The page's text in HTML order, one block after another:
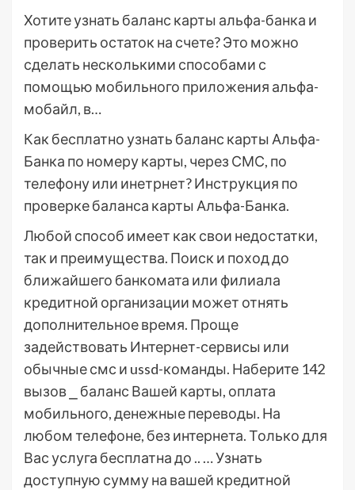
Хотите узнать баланс карты альфа-банка и
проверить остаток на счете? Это можно
сделать несколькими способами с
помощью мобильного приложения альфа-
мобайл, в…
Как бесплатно узнать баланс карты Альфа-
Банка по номеру карты, через СМС, по
телефону или инетрнет? Инструкция по
проверке баланса карты Альфа-Банка.
Любой способ имеет как свои недостатки,
так и преимущества. Поиск и поход до
ближайшего банкомата или филиала
кредитной организации может отнять
дополнительное время. Проще
задействовать Интернет-сервисы или
обычные смс и ussd-команды. Наберите 142
вызов ⎯ баланс Вашей карты, оплата
мобильного, денежные переводы. На
любом телефоне, без интернета. Только для
Вас услуга бесплатна до .. … Узнать
доступную сумму на вашей кредитной